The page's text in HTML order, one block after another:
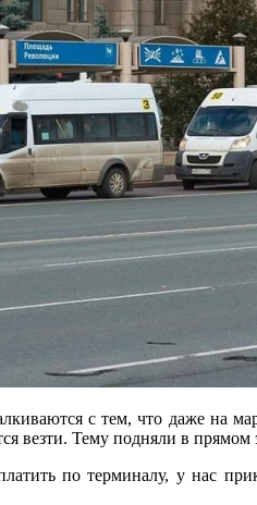
с тем, что даже на
везти. Тему подняли в
по терминалу, у нас